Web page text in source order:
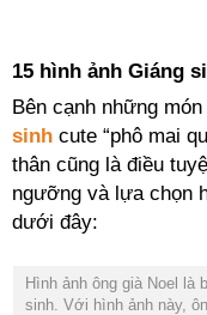
15 hình ảnh Giáng
Bên cạnh những
sinh cute “phô mai
thân cũng là điều
ngưỡng và lựa chọn
dưới đây:
Hình ảnh ông già Noel là
sinh. Với hình ảnh này,